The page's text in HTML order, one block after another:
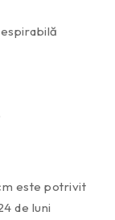
este potrivit
de luni